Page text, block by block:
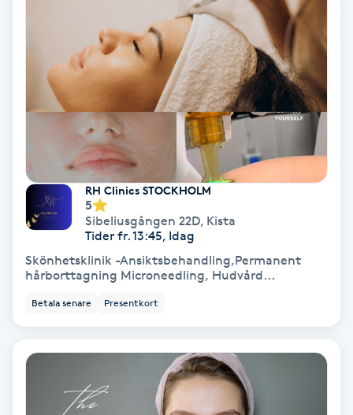
Nageltrång
Nagelvård
Naglar borttagning
Naglar reparation
Naprapati
Navelpiercing
Ny frisyr
RH Clinics STOCKHOLM
5
Sibeliusgången 22D, Kista
Tider fr. 13:45, Idag
Skönhetsklinik -Ansiktsbehandling,Permanent
hårborttagning Microneedling, Hudvård...
Betala senare Presentkort